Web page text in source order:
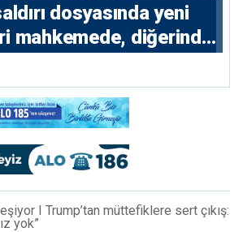
dosyasında yeni
mahkemede, diğerinde
I Trump’tan müttefiklere sert çıkış:
yok”